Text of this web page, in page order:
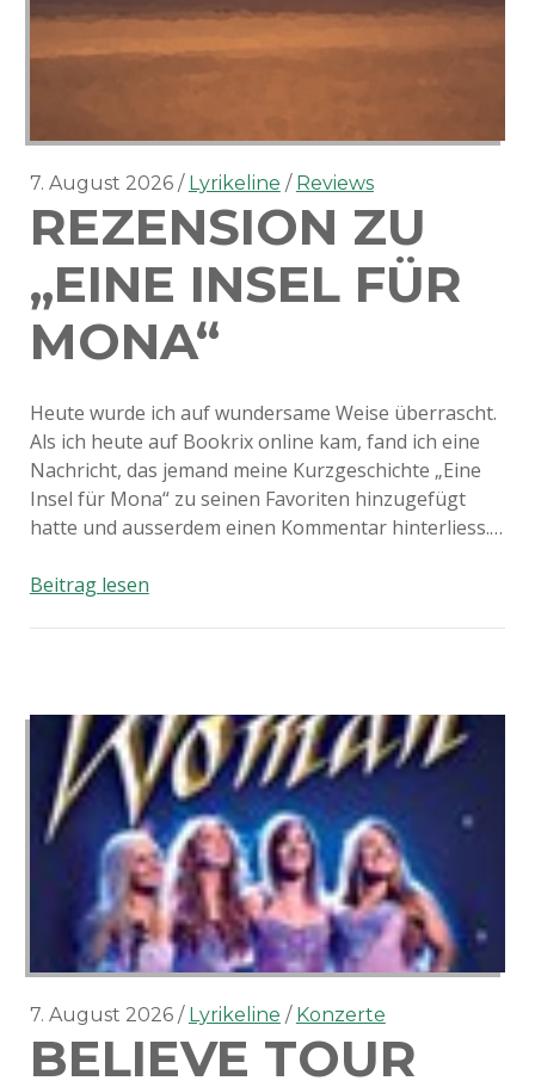
7. August 2026 Lyrikeline Reviews
REZENSION ZU
„EINE INSEL FÜR
MONA“
Heute wurde ich auf wundersame Weise überrascht.
Als ich heute auf Bookrix online kam, fand ich eine
Nachricht, das jemand meine Kurzgeschichte „Eine
Insel für Mona“ zu seinen Favoriten hinzugefügt
hatte und ausserdem einen Kommentar hinterliess.…
Beitrag lesenRezension
Mona“
7. August 2026 Lyrikeline Konzerte
BELIEVE TOUR